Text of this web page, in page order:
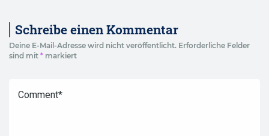
Schreibe einen Kommentar
Deine E-Mail-Adresse wird nicht veröffentlicht. Erforderliche Felder
sind mit * markiert